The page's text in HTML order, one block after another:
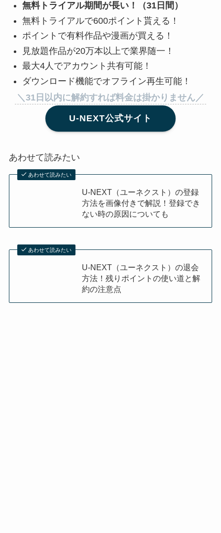
無料トライアル期間が長い！（31日間）
無料トライアルで600ポイント貰える！
ポイントで有料作品や漫画が買える！
見放題作品が20万本以上で業界随一！
最大4人でアカウント共有可能！
ダウンロード機能でオフライン再生可能！
＼31日以内に解約すれば料金は掛かりません／
U-NEXT公式サイト
あわせて読みたい
あわせて読みたい
U-NEXT（ユーネクスト）の登録
方法を画像付きで解説！登録でき
ない時の原因についても
あわせて読みたい
U-NEXT（ユーネクスト）の退会
方法！残りポイントの使い道と解
約の注意点